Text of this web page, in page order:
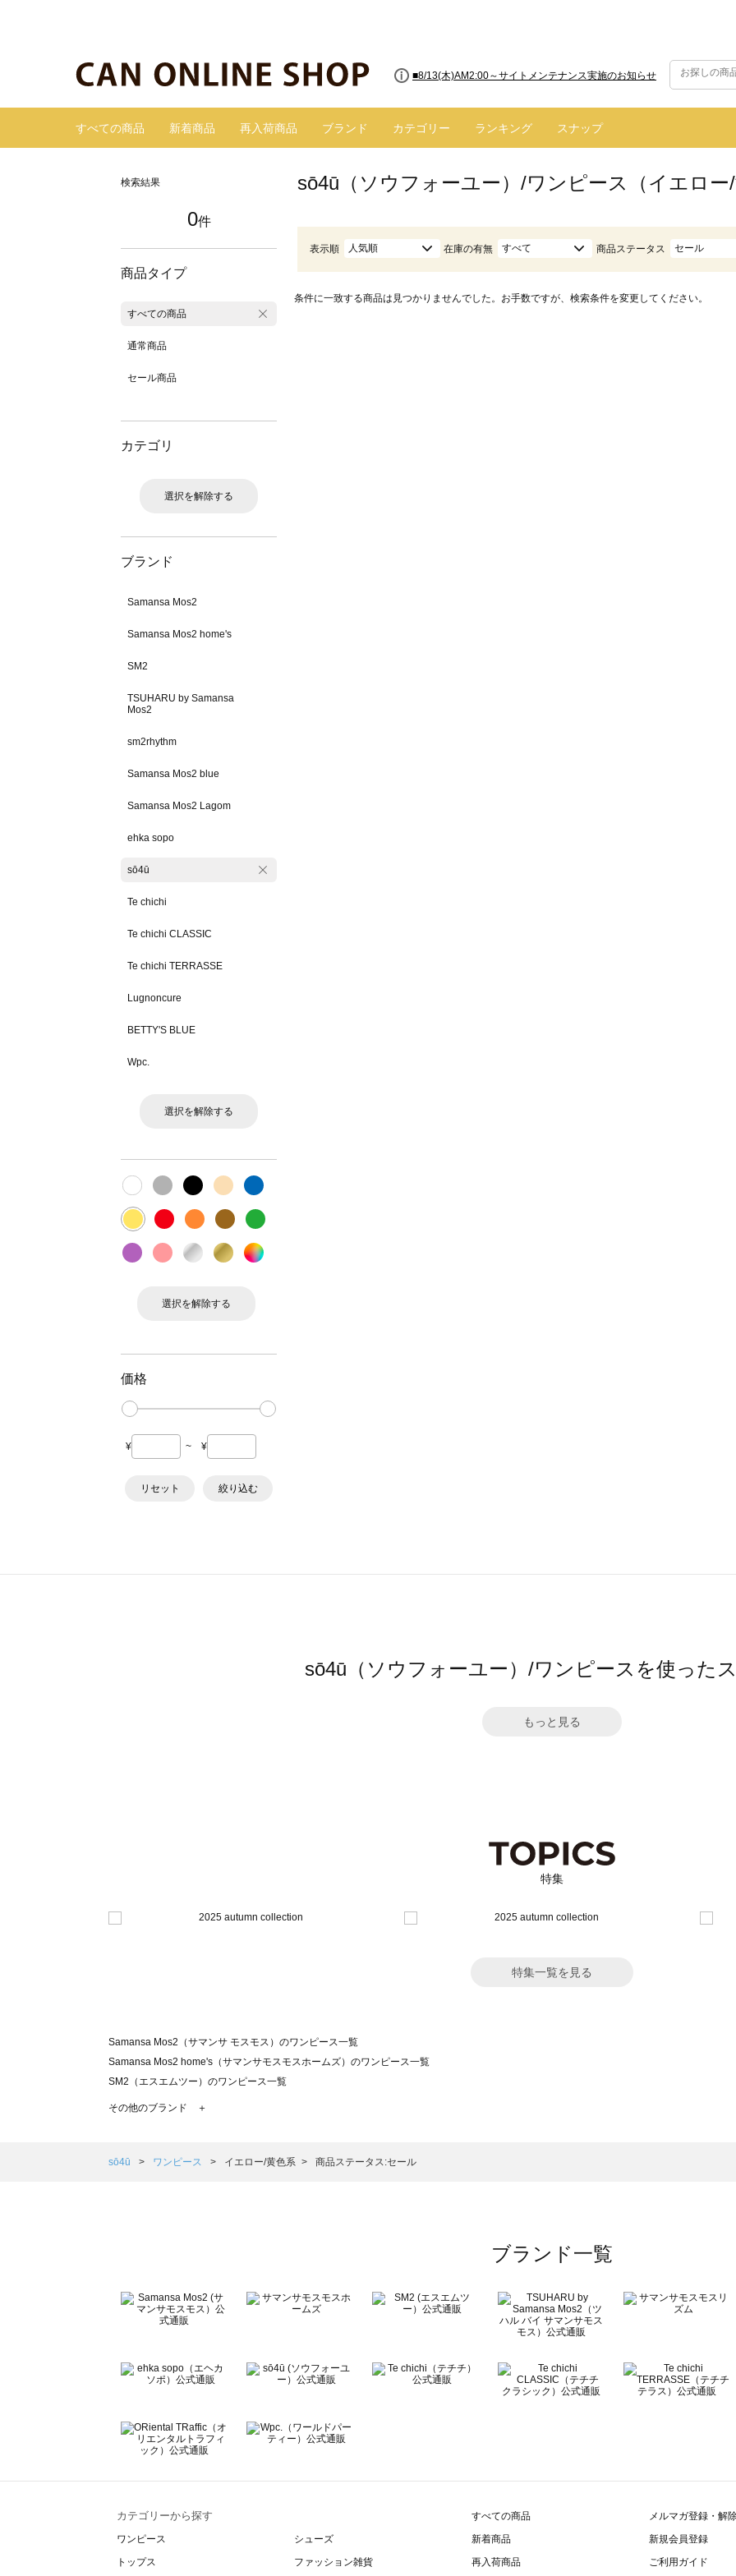
■8/13(木)AM2:00～サイトメンテナンス実施のお知らせ
すべての商品 新着商品 再入荷商品 ブランド カテゴリー ランキング スナップ
検索結果
0件
商品タイプ
すべての商品
通常商品
セール商品
カテゴリ
選択を解除する
ブランド
Samansa Mos2
Samansa Mos2 home's
SM2
TSUHARU by Samansa
Mos2
sm2rhythm
Samansa Mos2 blue
Samansa Mos2 Lagom
ehka sopo
sō4ū
Te chichi
Te chichi CLASSIC
Te chichi TERRASSE
Lugnoncure
BETTY'S BLUE
Wpc.
選択を解除する
選択を解除する
価格
¥ ~ ¥
リセット 絞り込む
sō4ū（ソウフォーユー）/ワンピース（イエロー
表示順 人気順 在庫の有無 すべて 商品ステータス セール
条件に一致する商品は見つかりませんでした。お手数ですが、検索条件を変更してください。
sō4ū（ソウフォーユー）/ワンピースを使った
もっと見る
特集
特集一覧を見る
Samansa Mos2（サマンサ モスモス）のワンピース一覧
Samansa Mos2 home's（サマンサモスモスホームズ）のワンピース一覧
SM2（エスエムツー）のワンピース一覧
TSUHARU by Samansa Mos2（ツハルバイサマンサモスモス）のワンピース一覧
Samansa Mos2 Lagom（サマンサモスモス ラーゴム）のワンピース一覧
BETTY'S BLUE（べティーズブルー）のワンピース一覧
Wpc.（ワールドパーティー）のワンピース一覧
その他のブランド ＋
sō4ū ワンピース イエロー/黄色系 商品ステータス:セール
ブランド一覧
カテゴリーから探す
ワンピース
トップス
シューズ
ファッション雑貨
すべての商品
新着商品
再入荷商品
メルマガ登録・解
新規会員登録
ご利用ガイド